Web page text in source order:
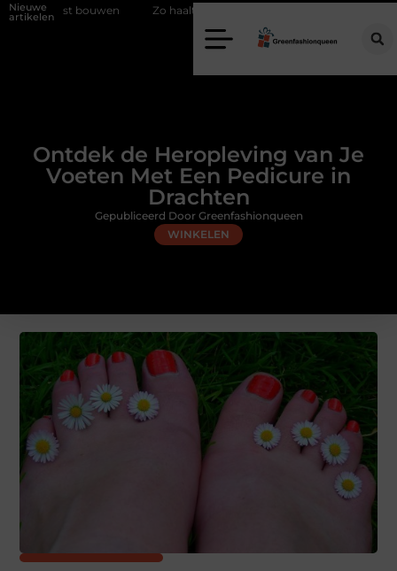
Nieuwe
artikelenZo haalt u echt vuur in huis zonder schoorsteen
Ontdek de Heropleving van Je
Voeten Met Een Pedicure in
Drachten
WINKELEN
Gepubliceerd Door Greenfashionqueen